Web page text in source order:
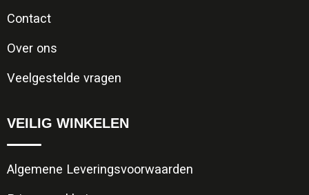
Contact
Over ons
Veelgestelde vragen
VEILIG WINKELEN
Algemene Leveringsvoorwaarden